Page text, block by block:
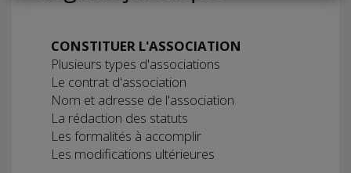
CONSTITUER L'ASSOCIATION
Plusieurs types d'associations
Le contrat d'association
Nom et adresse de l'association
La rédaction des statuts
Les formalités à accomplir
Les modifications ultérieures